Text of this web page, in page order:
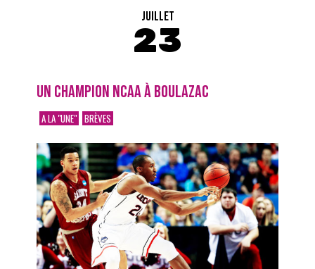
JUILLET
23
UN CHAMPION NCAA À BOULAZAC
A LA "UNE" BRÈVES